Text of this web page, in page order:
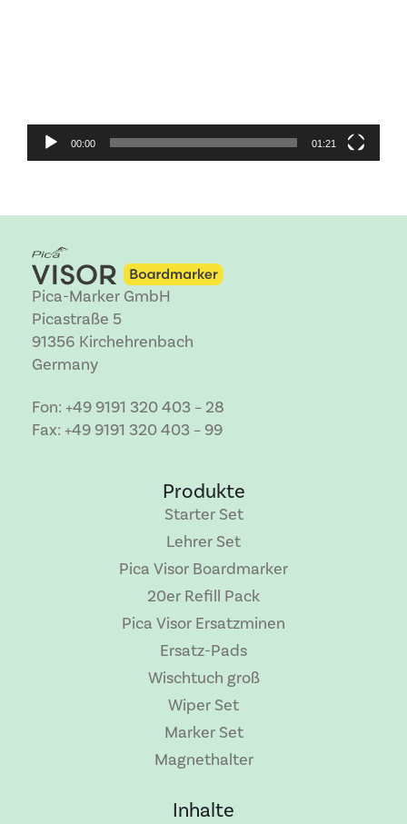
00:00 01:21
Pica-Marker GmbH
Picastraße 5
91356 Kirchehrenbach
Germany
Fon: +49 9191 320 403 – 28
Fax: +49 9191 320 403 – 99
Produkte
Starter Set
Lehrer Set
Pica Visor Boardmarker
20er Refill Pack
Pica Visor Ersatzminen
Ersatz-Pads
Wischtuch groß
Wiper Set
Marker Set
Magnethalter
Inhalte